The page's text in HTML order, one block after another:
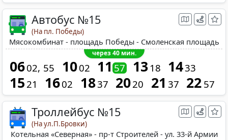
Автобус №15
(На пл. Победы)
Мясокомбинат - площадь Победы - Смоленская площадь
через 40 мин.
0602 55 1002 1157 13 18 1433
15 21 1602 1837 2020 21 37 22 57
Троллейбус №15
(На ул.П.Бровки)
Котельная «Северная» - пр-т Строителей - ул. 33-й Армии